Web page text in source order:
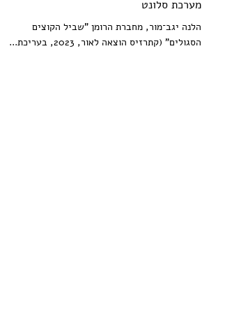
מערכת סלונט
הלנה יגב־מור, מחברת הרומן "שביל הקוצים
הסגולים" (קתרזיס הוצאה לאור, 2023, בעריכת...